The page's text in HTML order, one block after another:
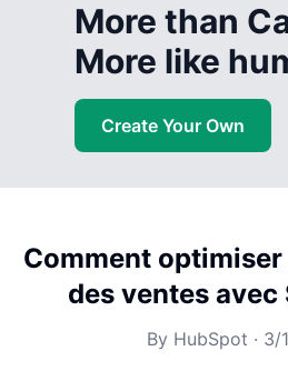
More than
More like
Create Your Own
Comment
des ventes avec
By HubSpot · 3/